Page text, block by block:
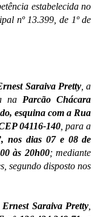
estabelecida no
nº 13.399, de 1º de
Saraiva Pretty , a
na Parcão Chácara
esquina com a Rua
04116-140 , para a
nos dias 07 e 08 de
às 20h00; mediante
segundo disposto nos
Ernest Saraiva Pretty